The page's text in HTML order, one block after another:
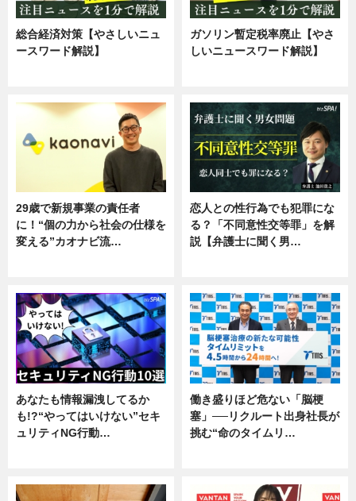
総合経済対策【やさしいニュ
ースワード解説】
ガソリン暫定税率廃止【やさ
しいニュースワード解説】
29歳で新規事業の責任者
に！“個の力から社会の仕様を
変える”カオナビ流…
恋人との性行為でも犯罪にな
る？「不同意性交等罪」を解
説【弁護士に聞く男…
あなたも情報漏洩してるか
も!?“やってはいけない”セキ
ュリティNG行動…
働き盛りほど危ない「脳梗
塞」──リクルート出身社長が
挑む“命のタイムリ…